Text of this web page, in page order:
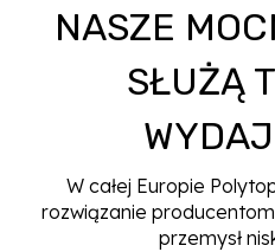
NASZE
SŁUŻĄ
W całej Europie
rozwiązanie
przemysł